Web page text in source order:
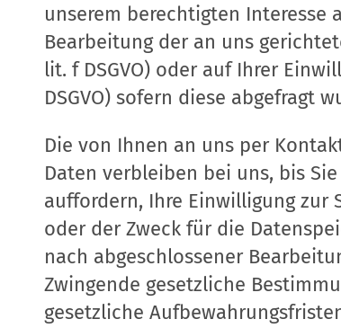
unserem berechtigten Interesse
Bearbeitung der an uns
lit. f DSGVO) oder auf Ihrer
DSGVO) sofern diese abgefragt
Die von Ihnen an uns per
Daten verbleiben bei uns, bis
auffordern, Ihre Einwilligung zur
oder der Zweck für die
nach abgeschlossener
Zwingende gesetzliche
gesetzliche